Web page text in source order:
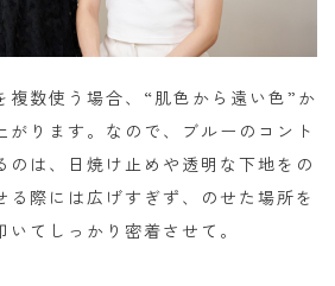
複数使う場合、“肌色から遠い色”か
がります。なので、ブルーのコント
のは、日焼け止めや透明な下地をの
る際には広げすぎず、のせた場所を
てしっかり密着させて。